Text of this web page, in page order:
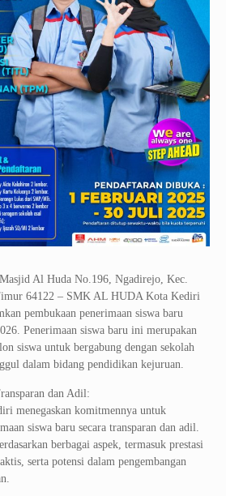
Al Huda No.196, Ngadirejo, Kec.
64122 – SMK AL HUDA Kota Kediri
pembukaan penerimaan siswa baru
Penerimaan siswa baru ini merupakan
siswa untuk bergabung dengan sekolah
dalam bidang pendidikan kejuruan.
dan Adil:
menegaskan komitmennya untuk
siswa baru secara transparan dan adil.
berbagai aspek, termasuk prestasi
serta potensi dalam pengembangan